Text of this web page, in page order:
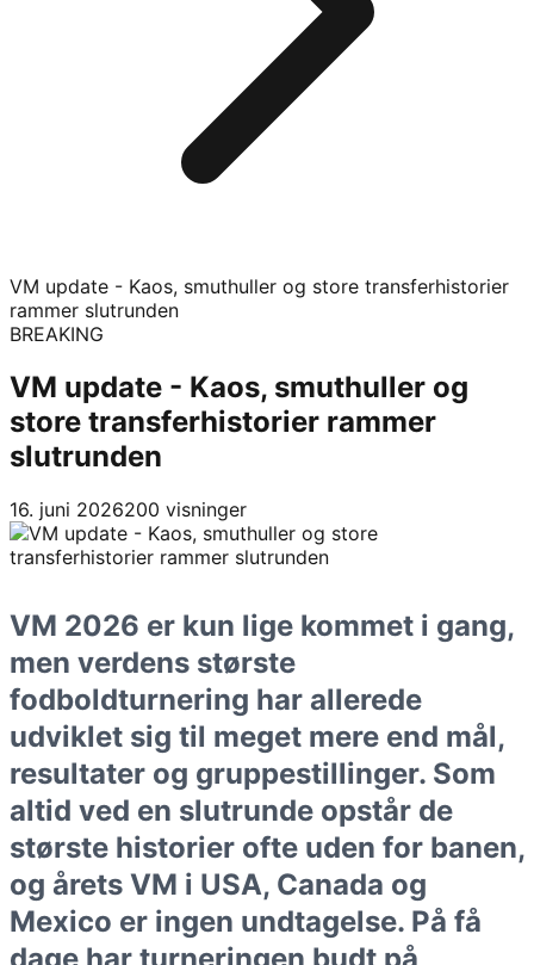
VM update - Kaos, smuthuller og store transferhistorier
rammer slutrunden
BREAKING
VM update - Kaos, smuthuller og
store transferhistorier rammer
slutrunden
16. juni 2026200 visninger
VM 2026 er kun lige kommet i gang,
men verdens største
fodboldturnering har allerede
udviklet sig til meget mere end mål,
resultater og gruppestillinger. Som
altid ved en slutrunde opstår de
største historier ofte uden for banen,
og årets VM i USA, Canada og
Mexico er ingen undtagelse. På få